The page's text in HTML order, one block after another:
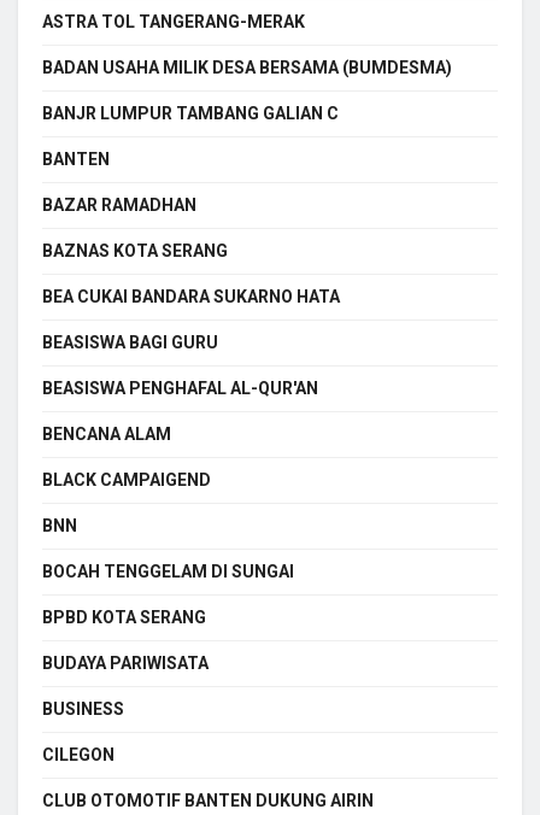
ASTRA TOL TANGERANG-MERAK
BADAN USAHA MILIK DESA BERSAMA (BUMDESMA)
BANJR LUMPUR TAMBANG GALIAN C
BANTEN
BAZAR RAMADHAN
BAZNAS KOTA SERANG
BEA CUKAI BANDARA SUKARNO HATA
BEASISWA BAGI GURU
BEASISWA PENGHAFAL AL-QUR'AN
BENCANA ALAM
BLACK CAMPAIGEND
BNN
BOCAH TENGGELAM DI SUNGAI
BPBD KOTA SERANG
BUDAYA PARIWISATA
BUSINESS
CILEGON
CLUB OTOMOTIF BANTEN DUKUNG AIRIN